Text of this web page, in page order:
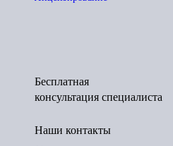
Бесплатная
консультация специалиста
Наши контакты